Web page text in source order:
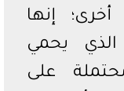
إنها
الذي يحمي
على